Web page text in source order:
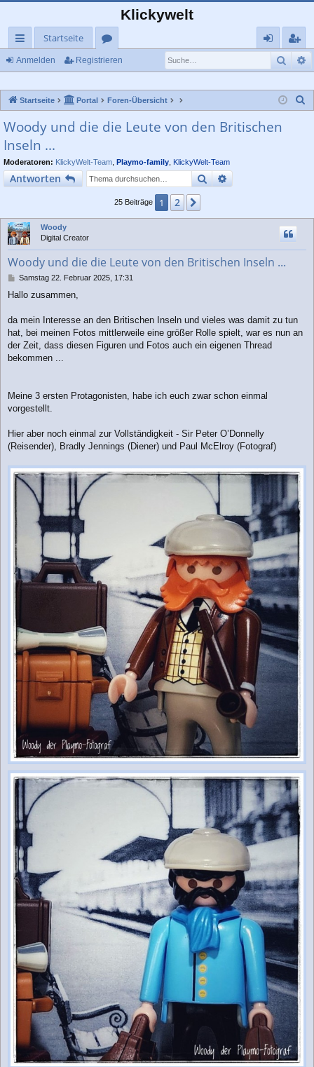
Klickywelt
ch
llz
ug
rif
f
Startseite
or
de
eg
rie
Anmelden Registrieren
Startseite Portal Foren-Übersicht
Woody und die die Leute von den Britischen
Inseln ...
Moderatoren: KlickyWelt-Team Playmo-family KlickyWelt-Team
Antworten SucheErweiterte Suche
25 Beiträge 1 2
Woody
Digital Creator
Woody und die die Leute von den Britischen Inseln ...
B
i
r
a
Samstag 22. Februar 2025, 17:31
Hallo zusammen,
da mein Interesse an den Britischen Inseln und vieles was damit zu tun
hat, bei meinen Fotos mittlerweile eine größer Rolle spielt, war es nun an
der Zeit, dass diesen Figuren und Fotos auch ein eigenen Thread
bekommen ...
Meine 3 ersten Protagonisten, habe ich euch zwar schon einmal
vorgestellt.
Hier aber noch einmal zur Vollständigkeit - Sir Peter O’Donnelly
(Reisender), Bradly Jennings (Diener) und Paul McElroy (Fotograf)